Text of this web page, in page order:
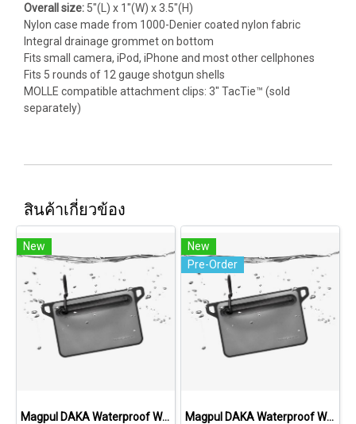
Overall size: 5"(L) x 1"(W) x 3.5"(H)
Nylon case made from 1000-Denier coated nylon fabric
Integral drainage grommet on bottom
Fits small camera, iPod, iPhone and most other cellphones
Fits 5 rounds of 12 gauge shotgun shells
MOLLE compatible attachment clips: 3" TacTie™ (sold
separately)
สินค้าเกี่ยวข้อง
New
Magpul DAKA Waterproof Window Pouch, Large
New
Pre-Order
Magpul DAKA Waterproof Window Pouch, Small